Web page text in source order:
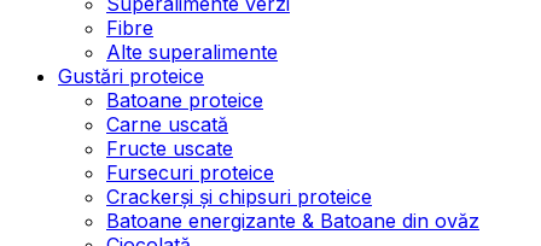
Fibre
Alte superalimente
Gustări proteice
Batoane proteice
Carne uscată
Fructe uscate
Fursecuri proteice
Crackerși și chipsuri proteice
Batoane energizante & Batoane din ovăz